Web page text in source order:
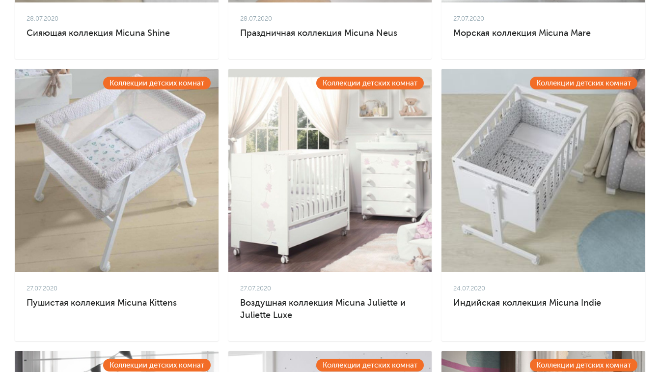
28.07.2020
Сияющая коллекция Micuna Shine
28.07.2020
Праздничная коллекция Micuna Neus
27.07.2020
Морская коллекция Micuna Mare
Коллекции детских комнат
27.07.2020
Пушистая коллекция Micuna Kittens
Коллекции детских комнат
27.07.2020
Воздушная коллекция Micuna Juliette и
Juliette Luxe
Коллекции детских комнат
24.07.2020
Индийская коллекция Micuna Indie
Коллекции детских комнат Коллекции детских комнат Коллекции детских комнат